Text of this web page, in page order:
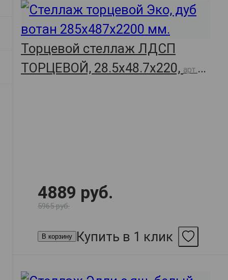
Торцевой стеллаж ЛДСП
ТОРЦЕВОЙ, 28.5х48.7х220, арт.
4889 руб.
5965 руб.
В корзину Купить в 1 клик